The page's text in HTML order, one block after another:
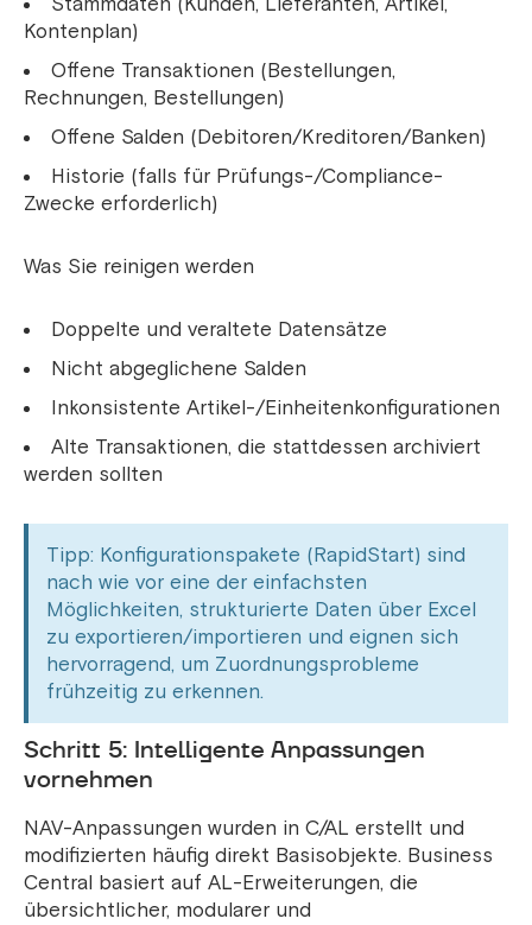
Kontenplan)
Offene Transaktionen (Bestellungen,
Rechnungen, Bestellungen)
Offene Salden (Debitoren/Kreditoren/Banken)
Historie (falls für Prüfungs-/Compliance-
Zwecke erforderlich)
Was Sie reinigen werden
Doppelte und veraltete Datensätze
Nicht abgeglichene Salden
Inkonsistente Artikel-/Einheitenkonfigurationen
Alte Transaktionen, die stattdessen archiviert
werden sollten
Tipp: Konfigurationspakete (RapidStart) sind
nach wie vor eine der einfachsten
Möglichkeiten, strukturierte Daten über Excel
zu exportieren/importieren und eignen sich
hervorragend, um Zuordnungsprobleme
frühzeitig zu erkennen.
Schritt 5: Intelligente Anpassungen
vornehmen
NAV-Anpassungen wurden in C/AL erstellt und
modifizierten häufig direkt Basisobjekte. Business
Central basiert auf AL-Erweiterungen, die
übersichtlicher, modularer und